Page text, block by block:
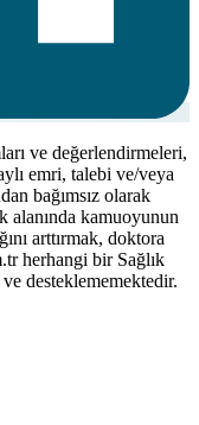
ve değerlendirmeleri,
emri, talebi ve/veya
bağımsız olarak
alanında kamuoyunun
arttırmak, doktora
herhangi bir Sağlık
desteklememektedir.